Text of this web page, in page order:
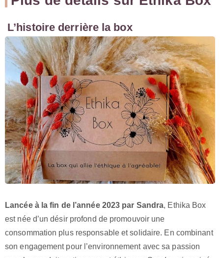
L’histoire derrière la box
Lancée à la fin de l’année 2023 par Sandra, Ethika Box
est née d’un désir profond de promouvoir une
consommation plus responsable et solidaire. En combinant
son engagement pour l’environnement avec sa passion